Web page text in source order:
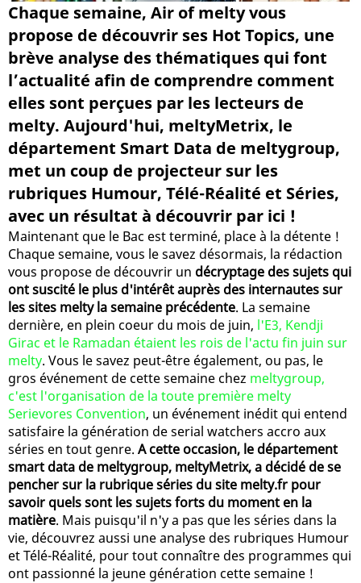
Chaque semaine, Air of melty vous
propose de découvrir ses Hot Topics, une
brève analyse des thématiques qui font
l’actualité afin de comprendre comment
elles sont perçues par les lecteurs de
melty. Aujourd'hui, meltyMetrix, le
département Smart Data de meltygroup,
met un coup de projecteur sur les
rubriques Humour, Télé-Réalité et Séries,
avec un résultat à découvrir par ici !
Maintenant que le Bac est terminé, place à la détente !
Chaque semaine, vous le savez désormais, la rédaction
vous propose de découvrir un décryptage des sujets qui
ont suscité le plus d'intérêt auprès des internautes sur
les sites melty la semaine précédente. La semaine
dernière, en plein coeur du mois de juin, l'E3, Kendji
Girac et le Ramadan étaient les rois de l'actu fin juin sur
melty. Vous le savez peut-être également, ou pas, le
gros événement de cette semaine chez meltygroup,
c'est l'organisation de la toute première melty
Serievores Convention, un événement inédit qui entend
satisfaire la génération de serial watchers accro aux
séries en tout genre. A cette occasion, le département
smart data de meltygroup, meltyMetrix, a décidé de se
pencher sur la rubrique séries du site melty.fr pour
savoir quels sont les sujets forts du moment en la
matière. Mais puisqu'il n'y a pas que les séries dans la
vie, découvrez aussi une analyse des rubriques Humour
et Télé-Réalité, pour tout connaître des programmes qui
ont passionné la jeune génération cette semaine !